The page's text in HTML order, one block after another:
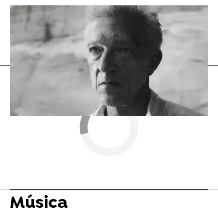
Taylor Swift
Flooxer Now » Música
Música